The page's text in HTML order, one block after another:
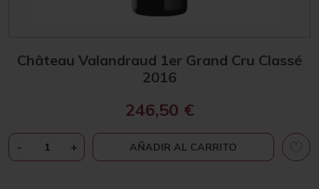
Château Valandraud 1er Grand Cru Classé
2016
246,50 €
-CHÂTEAU
VALANDRAUD
+ AÑADIR AL CARRITO